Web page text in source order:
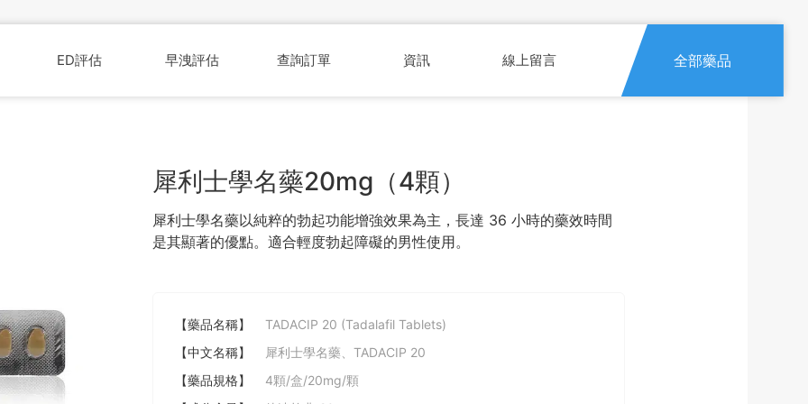
ED評估 早洩評估 查詢訂單 資訊 線上留言 全部藥品
犀利士學名藥20mg（4顆）
犀利士學名藥以純粹的勃起功能增強效果為主，長達 36 小時的藥效時間
是其顯著的優點。適合輕度勃起障礙的男性使用。
【藥品名稱】
TADACIP 20 (Tadalafil Tablets)
【中文名稱】
犀利士學名藥、TADACIP 20
【藥品規格】
4顆/盒/20mg/顆